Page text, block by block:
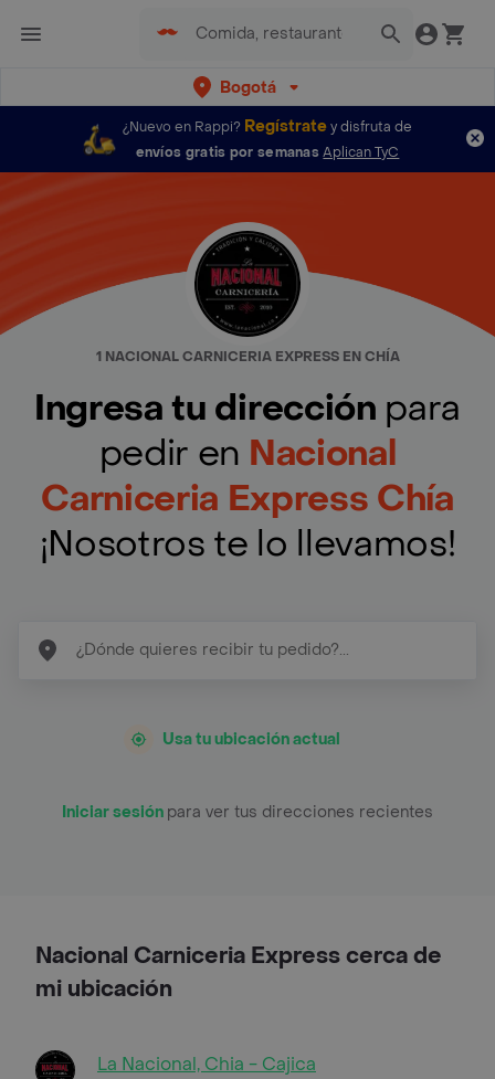
Bogotá
¿Nuevo en Rappi? Regístratey disfruta de
envíos gratis por semanas Aplican TyC
1 NACIONAL CARNICERIA EXPRESS EN CHÍA
Ingresa tu dirección para
pedir en Nacional
Carniceria Express Chía
¡Nosotros te lo llevamos!
Usa tu ubicación actual
Iniciar sesión para ver tus direcciones recientes
Nacional Carniceria Express cerca de
mi ubicación
La Nacional, Chia - Cajica